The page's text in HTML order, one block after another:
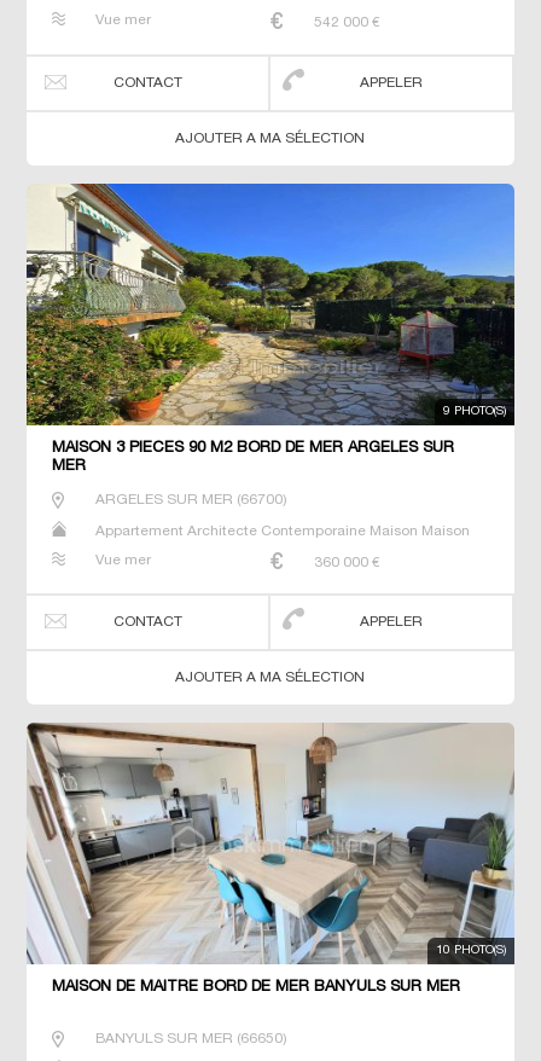
Vue mer
542 000 €
CONTACT APPELER
AJOUTER A MA SÉLECTION
9 PHOTO(S)
MAISON 3 PIECES 90 M2 BORD DE MER ARGELES SUR
MER
ARGELES SUR MER (66700)
Appartement Architecte Contemporaine Maison Maison
Vue mer
360 000 €
CONTACT APPELER
AJOUTER A MA SÉLECTION
10 PHOTO(S)
MAISON DE MAÎTRE BORD DE MER BANYULS SUR MER
BANYULS SUR MER (66650)